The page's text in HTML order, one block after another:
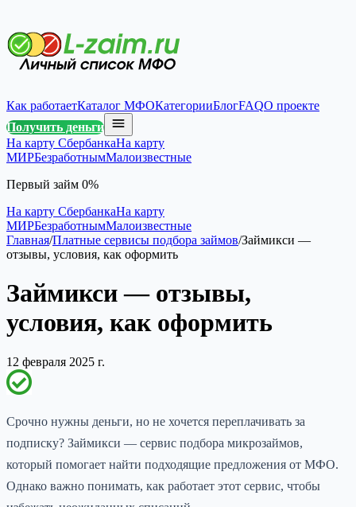
Как работаетКаталог МФОКатегорииБлогFAQО проекте
Получить деньги
На карту СбербанкаНа карту
МИРБезработнымМалоизвестные
Первый займ 0%
На карту СбербанкаНа карту
МИРБезработнымМалоизвестные
Главная/Платные сервисы подбора займов/Займикси —
отзывы, условия, как оформить
Займикси — отзывы,
условия, как оформить
12 февраля 2025 г.
Срочно нужны деньги, но не хочется переплачивать за
подписку? Займикси — сервис подбора микрозаймов,
который помогает найти подходящие предложения от МФО.
Однако важно понимать, как работает этот сервис, чтобы